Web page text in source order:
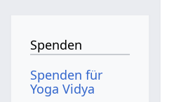
Spenden
Spenden für
Yoga Vidya